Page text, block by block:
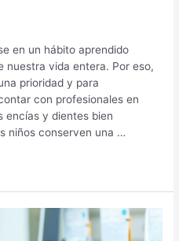
en un hábito aprendido
nuestra vida entera. Por eso,
prioridad y para
con profesionales en
encías y dientes bien
niños conserven una …